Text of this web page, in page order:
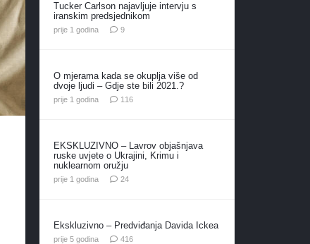
Tucker Carlson najavljuje intervju s
iranskim predsjednikom
prije 1 godina 9komentara
O mjerama kada se okuplja više od
dvoje ljudi – Gdje ste bili 2021.?
prije 1 godina 116komentara
EKSKLUZIVNO – Lavrov objašnjava
ruske uvjete o Ukrajini, Krimu i
nuklearnom oružju
prije 1 godina 24komentara
Ekskluzivno – Predviđanja Davida Ickea
prije 5 godina 416komentara